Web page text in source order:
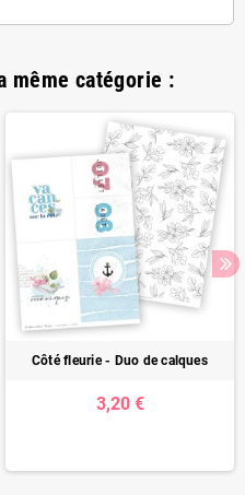
même catégorie :
Côté fleurie - Duo de calques
3,20 €